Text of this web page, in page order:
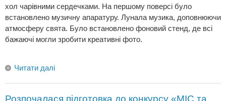
хол чарівними сердечками. На першому поверсі було
встановлено музичну апаратуру. Лунала музика, доповнюючи
атмосферу свята. Було встановлено фоновий стенд, де всі
бажаючі могли зробити креативні фото.
Читати далі
Розпочалася підготовка до конкурсу «МІС та